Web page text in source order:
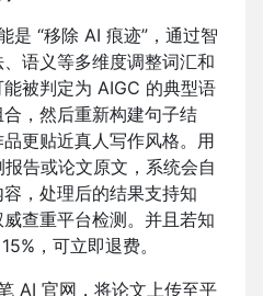
是 “移除 AI 痕迹”，通过智
语义等多维度调整词汇和
被判定为 AIGC 的典型语
，然后重新构建句子结
更贴近真人写作风格。用
告或论文原文，系统会自
，处理后的结果支持知
查重平台检测。并且若知
，可立即退费。
AI 官网，将论文上传至平